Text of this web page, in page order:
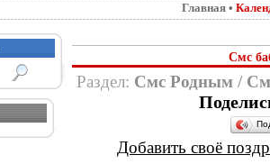
Главная •
Смс
Раздел: Смс Родным /
Добавить своё